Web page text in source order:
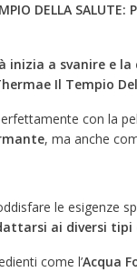
DELLA SALUTE:
a svanire e la
Il Tempio
con la
, ma anche
le esigenze
ai diversi tipi
come l’Acqua